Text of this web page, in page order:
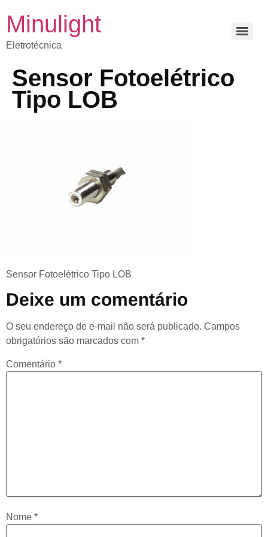
Minulight
Eletrotécnica
Sensor Fotoelétrico
Tipo LOB
Sensor Fotoelétrico Tipo LOB
Deixe um comentário
O seu endereço de e-mail não será publicado. Campos
obrigatórios são marcados com *
Comentário *
Nome *